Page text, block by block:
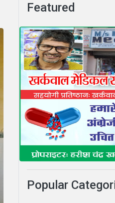
Featured
Popular